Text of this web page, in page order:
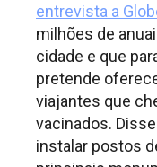
entrevista a
milhões de
cidade e que
pretende
viajantes que
vacinados.
instalar postos